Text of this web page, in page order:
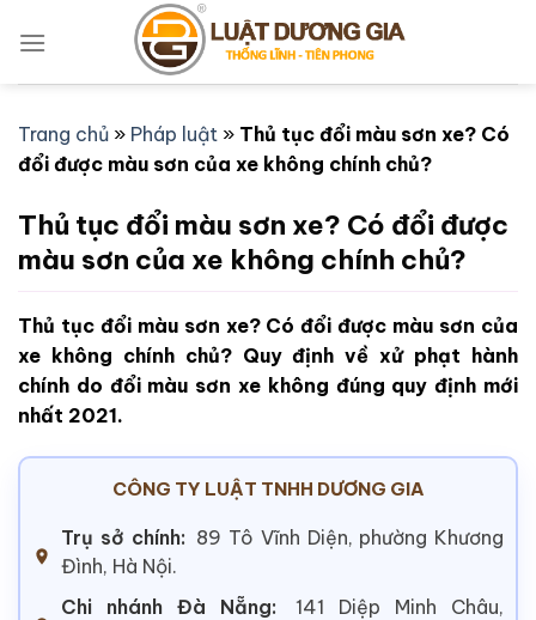
qua
Trang chủ » Pháp luật » Thủ tục đổi màu sơn xe? Có
đổi được màu sơn của xe không chính chủ?
Thủ tục đổi màu sơn xe? Có đổi được
màu sơn của xe không chính chủ?
Thủ tục đổi màu sơn xe? Có đổi được màu sơn của
xe không chính chủ? Quy định về xử phạt hành
chính do đổi màu sơn xe không đúng quy định mới
nhất 2021.
CÔNG TY LUẬT TNHH DƯƠNG GIA
Trụ sở chính: 89 Tô Vĩnh Diện, phường Khương
Đình, Hà Nội.
Chi nhánh Đà Nẵng:
141 Diệp Minh Châu,